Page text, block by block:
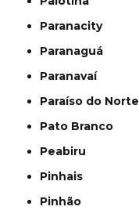
Paranacity
Paranaguá
Paranavaí
Paraíso do Norte
Pato Branco
Peabiru
Pinhais
Pinhão